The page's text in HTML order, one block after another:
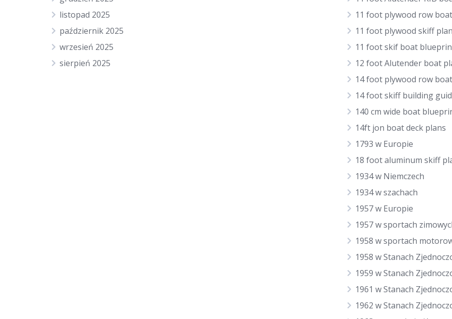
listopad 2025
październik 2025
wrzesień 2025
sierpień 2025
11 foot plywood row
11 foot plywood skiff
11 foot skif boat
12 foot Alutender boat
14 foot plywood row
14 foot skiff building
140 cm wide boat
14ft jon boat deck plans
1793 w Europie
18 foot aluminum skiff
1934 w Niemczech
1934 w szachach
1957 w Europie
1957 w sportach
1958 w sportach
1958 w Stanach
1959 w Stanach
1961 w Stanach
1962 w Stanach